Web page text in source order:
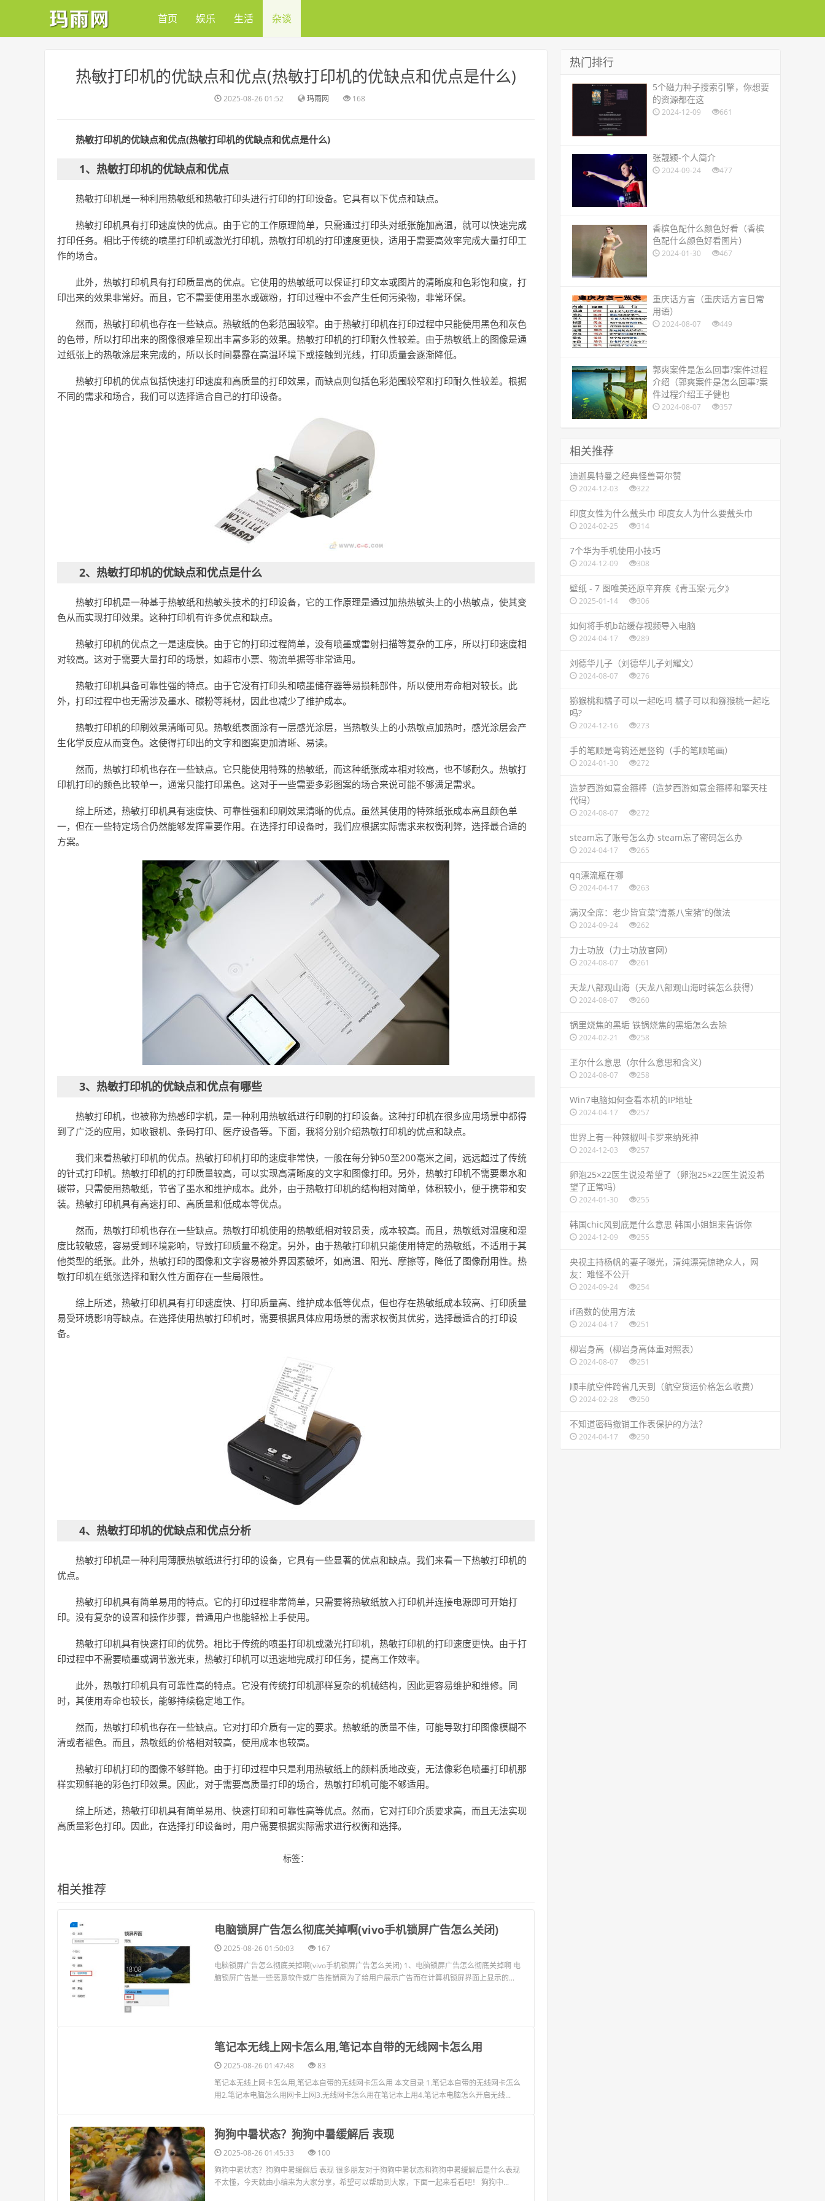
首页 娱乐 生活 杂谈
​热敏打印机的优缺点和优点(热敏打印机的优缺点和优点是什么)
2025-08-26 01:52 玛雨网 168
热敏打印机的优缺点和优点(热敏打印机的优缺点和优点是什么)
1、热敏打印机的优缺点和优点
热敏打印机是一种利用热敏纸和热敏打印头进行打印的打印设备。它具有以下优点和缺点。
热敏打印机具有打印速度快的优点。由于它的工作原理简单，只需通过打印头对纸张施加高温，就可以快速完成
打印任务。相比于传统的喷墨打印机或激光打印机，热敏打印机的打印速度更快，适用于需要高效率完成大量打印工
作的场合。
此外，热敏打印机具有打印质量高的优点。它使用的热敏纸可以保证打印文本或图片的清晰度和色彩饱和度，打
印出来的效果非常好。而且，它不需要使用墨水或碳粉，打印过程中不会产生任何污染物，非常环保。
然而，热敏打印机也存在一些缺点。热敏纸的色彩范围较窄。由于热敏打印机在打印过程中只能使用黑色和灰色
的色带，所以打印出来的图像很难呈现出丰富多彩的效果。热敏打印机的打印耐久性较差。由于热敏纸上的图像是通
过纸张上的热敏涂层来完成的，所以长时间暴露在高温环境下或接触到光线，打印质量会逐渐降低。
热敏打印机的优点包括快速打印速度和高质量的打印效果，而缺点则包括色彩范围较窄和打印耐久性较差。根据
不同的需求和场合，我们可以选择适合自己的打印设备。
2、热敏打印机的优缺点和优点是什么
热敏打印机是一种基于热敏纸和热敏头技术的打印设备，它的工作原理是通过加热热敏头上的小热敏点，使其变
色从而实现打印效果。这种打印机有许多优点和缺点。
热敏打印机的优点之一是速度快。由于它的打印过程简单，没有喷墨或雷射扫描等复杂的工序，所以打印速度相
对较高。这对于需要大量打印的场景，如超市小票、物流单据等非常适用。
热敏打印机具备可靠性强的特点。由于它没有打印头和喷墨储存器等易损耗部件，所以使用寿命相对较长。此
外，打印过程中也无需涉及墨水、碳粉等耗材，因此也减少了维护成本。
热敏打印机的印刷效果清晰可见。热敏纸表面涂有一层感光涂层，当热敏头上的小热敏点加热时，感光涂层会产
生化学反应从而变色。这使得打印出的文字和图案更加清晰、易读。
然而，热敏打印机也存在一些缺点。它只能使用特殊的热敏纸，而这种纸张成本相对较高，也不够耐久。热敏打
印机打印的颜色比较单一，通常只能打印黑色。这对于一些需要多彩图案的场合来说可能不够满足需求。
综上所述，热敏打印机具有速度快、可靠性强和印刷效果清晰的优点。虽然其使用的特殊纸张成本高且颜色单
一，但在一些特定场合仍然能够发挥重要作用。在选择打印设备时，我们应根据实际需求来权衡利弊，选择最合适的
方案。
3、热敏打印机的优缺点和优点有哪些
热敏打印机，也被称为热感印字机，是一种利用热敏纸进行印刷的打印设备。这种打印机在很多应用场景中都得
到了广泛的应用，如收银机、条码打印、医疗设备等。下面，我将分别介绍热敏打印机的优点和缺点。
我们来看热敏打印机的优点。热敏打印机打印的速度非常快，一般在每分钟50至200毫米之间，远远超过了传统
的针式打印机。热敏打印机的打印质量较高，可以实现高清晰度的文字和图像打印。另外，热敏打印机不需要墨水和
碳带，只需使用热敏纸，节省了墨水和维护成本。此外，由于热敏打印机的结构相对简单，体积较小，便于携带和安
装。热敏打印机具有高速打印、高质量和低成本等优点。
然而，热敏打印机也存在一些缺点。热敏打印机使用的热敏纸相对较昂贵，成本较高。而且，热敏纸对温度和湿
度比较敏感，容易受到环境影响，导致打印质量不稳定。另外，由于热敏打印机只能使用特定的热敏纸，不适用于其
他类型的纸张。此外，热敏打印的图像和文字容易被外界因素破坏，如高温、阳光、摩擦等，降低了图像耐用性。热
敏打印机在纸张选择和耐久性方面存在一些局限性。
综上所述，热敏打印机具有打印速度快、打印质量高、维护成本低等优点，但也存在热敏纸成本较高、打印质量
易受环境影响等缺点。在选择使用热敏打印机时，需要根据具体应用场景的需求权衡其优劣，选择最适合的打印设
备。
4、热敏打印机的优缺点和优点分析
热敏打印机是一种利用薄膜热敏纸进行打印的设备，它具有一些显著的优点和缺点。我们来看一下热敏打印机的
优点。
热敏打印机具有简单易用的特点。它的打印过程非常简单，只需要将热敏纸放入打印机并连接电源即可开始打
印。没有复杂的设置和操作步骤，普通用户也能轻松上手使用。
热敏打印机具有快速打印的优势。相比于传统的喷墨打印机或激光打印机，热敏打印机的打印速度更快。由于打
印过程中不需要喷墨或调节激光束，热敏打印机可以迅速地完成打印任务，提高工作效率。
此外，热敏打印机具有可靠性高的特点。它没有传统打印机那样复杂的机械结构，因此更容易维护和维修。同
时，其使用寿命也较长，能够持续稳定地工作。
然而，热敏打印机也存在一些缺点。它对打印介质有一定的要求。热敏纸的质量不佳，可能导致打印图像模糊不
清或者褪色。而且，热敏纸的价格相对较高，使用成本也较高。
热敏打印机打印的图像不够鲜艳。由于打印过程中只是利用热敏纸上的颜料质地改变，无法像彩色喷墨打印机那
样实现鲜艳的彩色打印效果。因此，对于需要高质量打印的场合，热敏打印机可能不够适用。
综上所述，热敏打印机具有简单易用、快速打印和可靠性高等优点。然而，它对打印介质要求高，而且无法实现
高质量彩色打印。因此，在选择打印设备时，用户需要根据实际需求进行权衡和选择。
标签：
相关推荐
​电脑锁屏广告怎么彻底关掉啊(vivo手机锁屏广告怎么关闭)
2025-08-26 01:50:03
167
电脑锁屏广告怎么彻底关掉啊(vivo手机锁屏广告怎么关闭) 1、电脑锁屏广告怎么彻底关掉啊 电
脑锁屏广告是一些恶意软件或广告推销商为了给用户展示广告而在计算机锁屏界面上显示的...
​笔记本无线上网卡怎么用,笔记本自带的无线网卡怎么用
2025-08-26 01:47:48
83
笔记本无线上网卡怎么用,笔记本自带的无线网卡怎么用 本文目录 1.笔记本自带的无线网卡怎么
用2.笔记本电脑怎么用网卡上网3.无线网卡怎么用在笔记本上用4.笔记本电脑怎么开启无线...
​狗狗中暑状态？狗狗中暑缓解后 表现
2025-08-26 01:45:33
100
狗狗中暑状态？狗狗中暑缓解后 表现 很多朋友对于狗狗中暑状态和狗狗中暑缓解后是什么表现
不太懂，今天就由小编来为大家分享，希望可以帮助到大家，下面一起来看看吧！ 狗狗中...
热门排行
​5个磁力种子搜索引擎，你想要
的资源都在这
2024-12-09 661
​张靓颖-个人简介
2024-09-24 477
​香槟色配什么颜色好看（香槟
色配什么颜色好看图片）
2024-01-30 467
​重庆话方言（重庆话方言日常
用语）
2024-08-07 449
​郭爽案件是怎么回事?案件过程
介绍（郭爽案件是怎么回事?案
件过程介绍王子健也
2024-08-07 357
相关推荐
​迪迦奥特曼之经典怪兽哥尔赞
2024-12-03 322
​印度女性为什么戴头巾 印度女人为什么要戴头巾
2024-02-25 314
​7个华为手机使用小技巧
2024-12-09 308
​壁纸 - 7 图唯美还原辛弃疾《青玉案·元夕》
2025-01-14 306
​如何将手机b站缓存视频导入电脑
2024-04-17 289
​刘德华儿子（刘德华儿子刘耀文）
2024-08-07 276
​猕猴桃和橘子可以一起吃吗 橘子可以和猕猴桃一起吃
吗?
2024-12-16 273
​手的笔顺是弯钩还是竖钩（手的笔顺笔画）
2024-01-30 272
​造梦西游如意金箍棒（造梦西游如意金箍棒和擎天柱
代码）
2024-08-07 272
​steam忘了账号怎么办 steam忘了密码怎么办
2024-04-17 265
​qq漂流瓶在哪
2024-04-17 263
​满汉全席：老少皆宜菜“清蒸八宝猪”的做法
2024-09-24 262
​力士功放（力士功放官网）
2024-08-07 261
​天龙八部观山海（天龙八部观山海时装怎么获得）
2024-08-07 260
​锅里烧焦的黑垢 铁锅烧焦的黑垢怎么去除
2024-02-21 258
​玊尔什么意思（尔什么意思和含义）
2024-08-07 258
​Win7电脑如何查看本机的IP地址
2024-04-17 257
​世界上有一种辣椒叫卡罗来纳死神
2024-12-03 257
​卵泡25×22医生说没希望了（卵泡25×22医生说没希
望了正常吗）
2024-01-30 255
​韩国chic风到底是什么意思 韩国小姐姐来告诉你
2024-12-09 255
​央视主持杨帆的妻子曝光，清纯漂亮惊艳众人，网
友：难怪不公开
2024-09-24 254
​if函数的使用方法
2024-04-17 251
​柳岩身高（柳岩身高体重对照表）
2024-08-07 251
​顺丰航空件跨省几天到（航空货运价格怎么收费）
2024-02-28 250
​不知道密码撤销工作表保护的方法？
2024-04-17 250